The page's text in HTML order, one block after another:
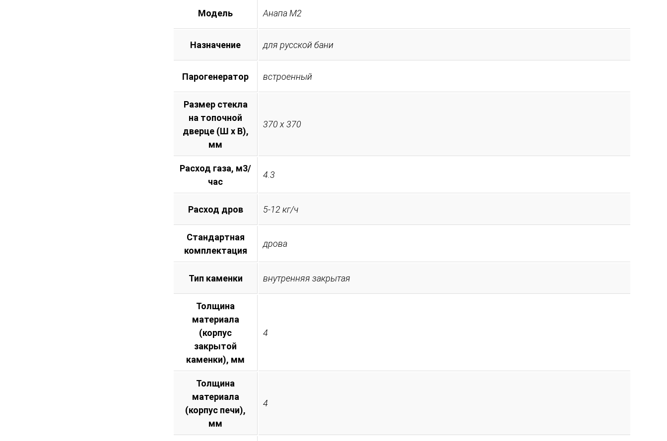
Модель Анапа М2
Назначение для русской бани
Парогенератор встроенный
Размер стекла
на топочной
дверце (Ш х В),
мм
370 х 370
Расход газа, м3/
час
4.3
Расход дров 5-12 кг/ч
Стандартная
комплектация
дрова
Тип каменки внутренняя закрытая
Толщина
материала
(корпус
закрытой
каменки), мм
4
Толщина
материала
(корпус печи),
мм
4